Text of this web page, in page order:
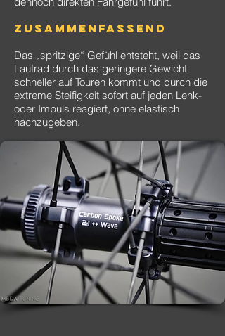
Zusammenfassend
Das „spritzige“ Gefühl entsteht, weil das
Laufrad durch das geringere Gewicht
schneller auf Touren kommt und durch die
extreme Steifigkeit sofort auf jeden Lenk-
oder Impuls reagiert, ohne elastisch
nachzugeben.